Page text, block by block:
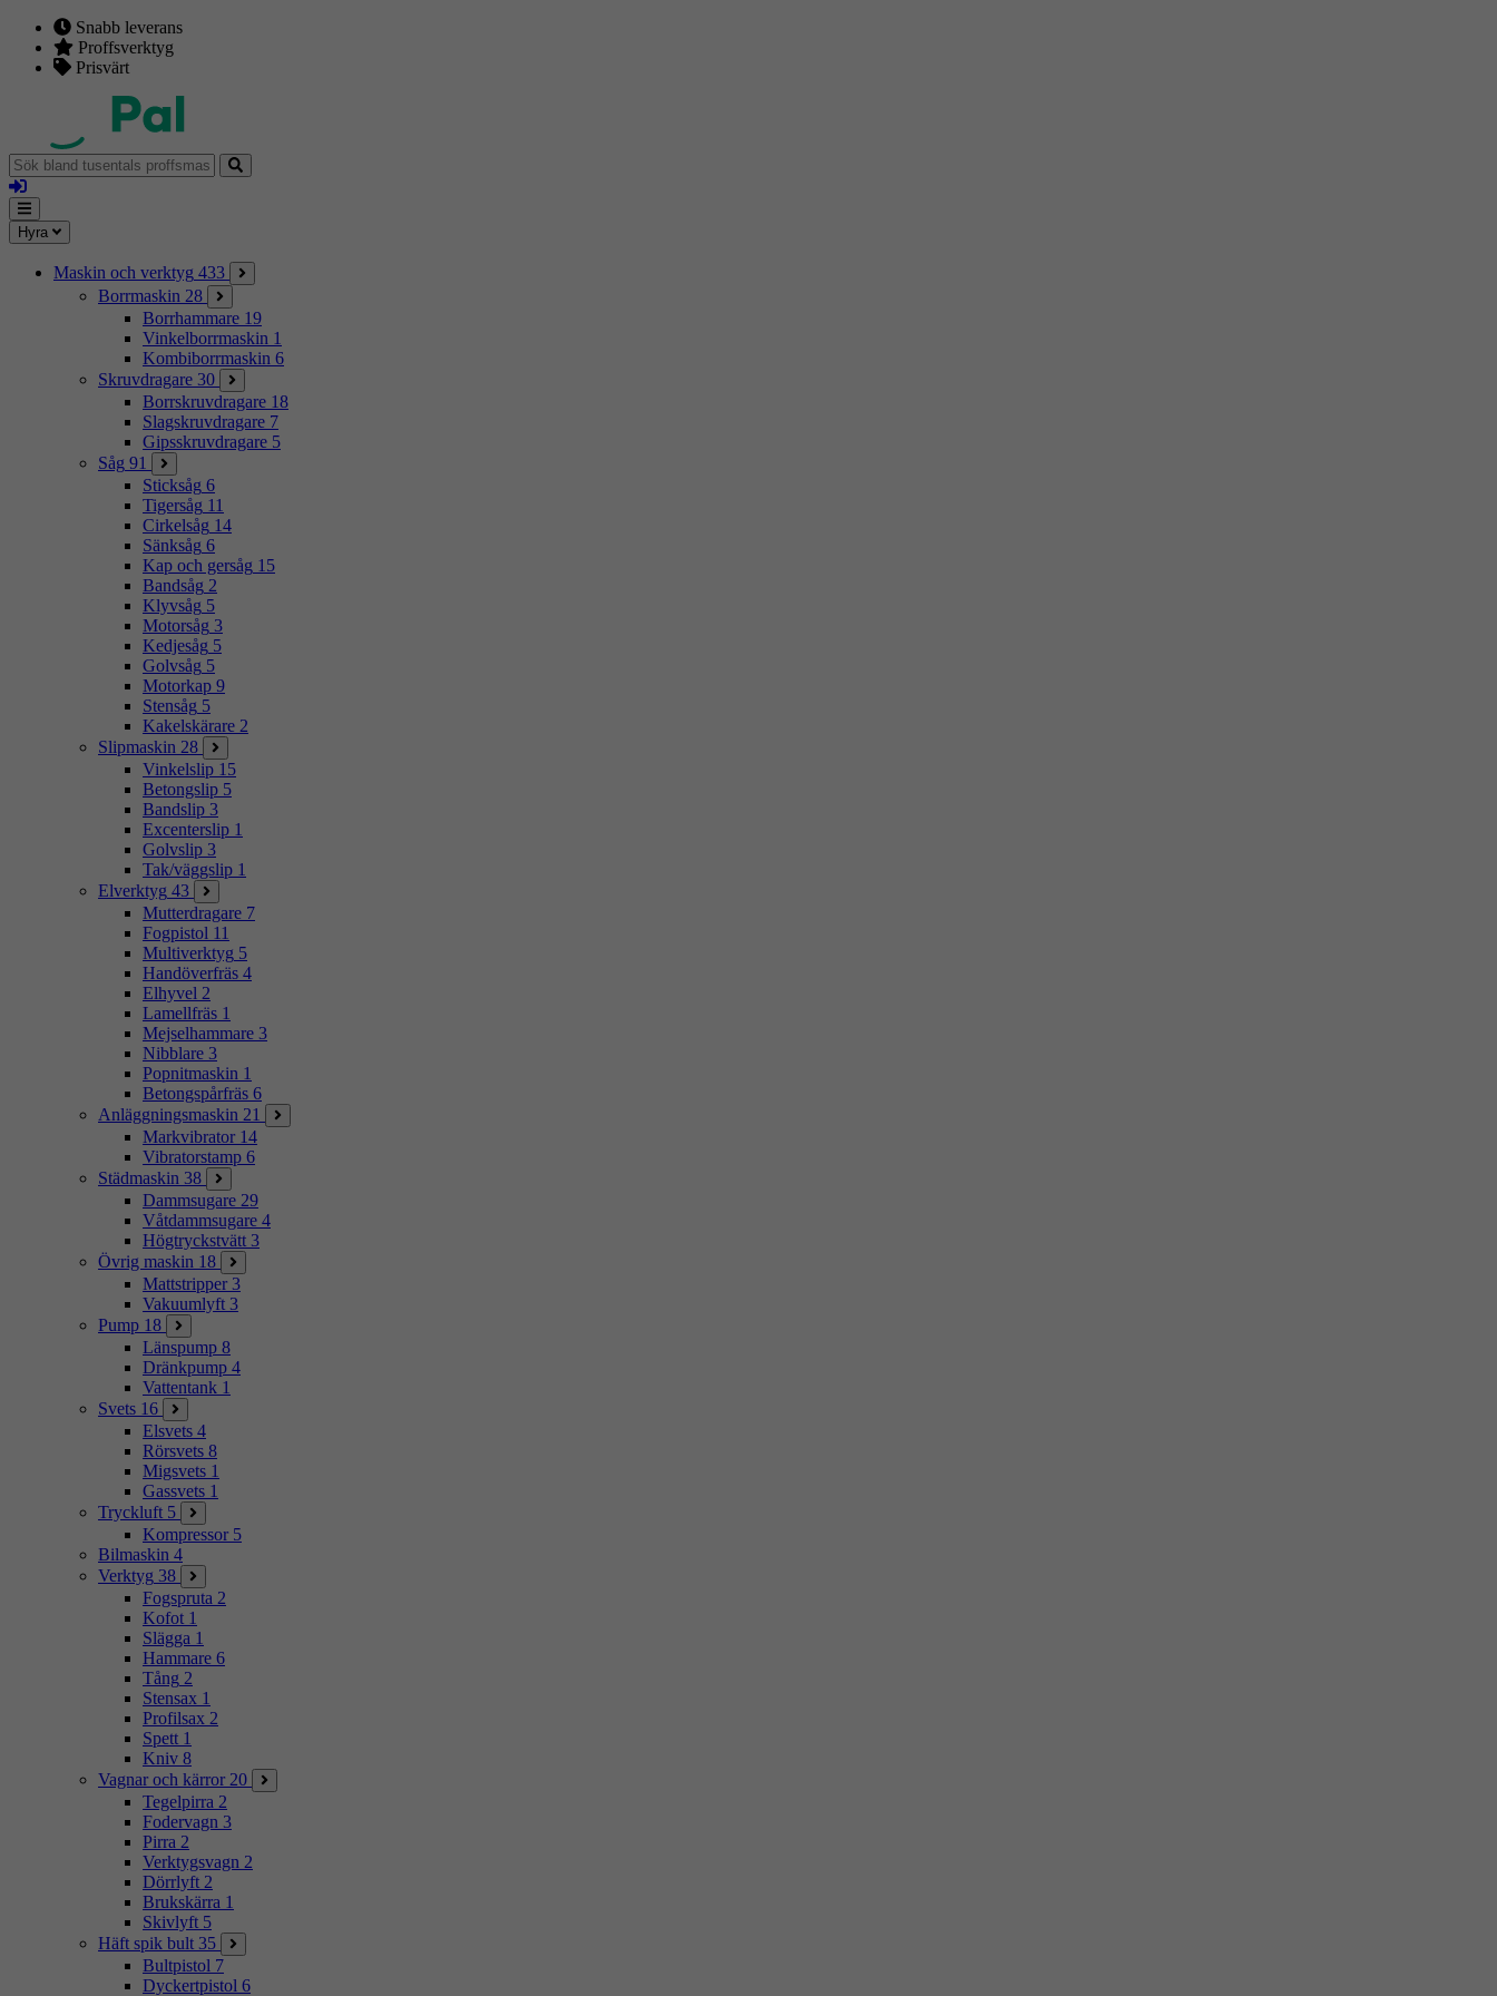
Snabb leverans
Proffsverktyg
Prisvärt
Sök
bland
tusentals
proffsmaskiner
Logga
in
Mina
sidor
Meny
Hyra
Maskin och verktyg 433
Borrmaskin 28
Borrhammare 19
Vinkelborrmaskin 1
Kombiborrmaskin 6
Skruvdragare 30
Borrskruvdragare 18
Slagskruvdragare 7
Gipsskruvdragare 5
Såg 91
Sticksåg 6
Tigersåg 11
Cirkelsåg 14
Sänksåg 6
Kap och gersåg 15
Bandsåg 2
Klyvsåg 5
Motorsåg 3
Kedjesåg 5
Golvsåg 5
Motorkap 9
Stensåg 5
Kakelskärare 2
Slipmaskin 28
Vinkelslip 15
Betongslip 5
Bandslip 3
Excenterslip 1
Golvslip 3
Tak/väggslip 1
Elverktyg 43
Mutterdragare 7
Fogpistol 11
Multiverktyg 5
Handöverfräs 4
Elhyvel 2
Lamellfräs 1
Mejselhammare 3
Nibblare 3
Popnitmaskin 1
Betongspårfräs 6
Anläggningsmaskin 21
Markvibrator 14
Vibratorstamp 6
Städmaskin 38
Dammsugare 29
Våtdammsugare 4
Högtryckstvätt 3
Övrig maskin 18
Mattstripper 3
Vakuumlyft 3
Pump 18
Länspump 8
Dränkpump 4
Vattentank 1
Svets 16
Elsvets 4
Rörsvets 8
Migsvets 1
Gassvets 1
Tryckluft 5
Kompressor 5
Bilmaskin 4
Verktyg 38
Fogspruta 2
Kofot 1
Slägga 1
Hammare 6
Tång 2
Stensax 1
Profilsax 2
Spett 1
Kniv 8
Vagnar och kärror 20
Tegelpirra 2
Fodervagn 3
Pirra 2
Verktygsvagn 2
Dörrlyft 2
Brukskärra 1
Skivlyft 5
Häft spik bult 35
Bultpistol 7
Dyckertpistol 6